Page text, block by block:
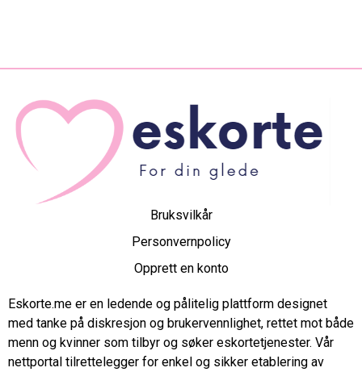
Bruksvilkår
Personvernpolicy
Opprett en konto
Eskorte.me er en ledende og pålitelig plattform designet
med tanke på diskresjon og brukervennlighet, rettet mot både
menn og kvinner som tilbyr og søker eskortetjenester. Vår
nettportal tilrettelegger for enkel og sikker etablering av